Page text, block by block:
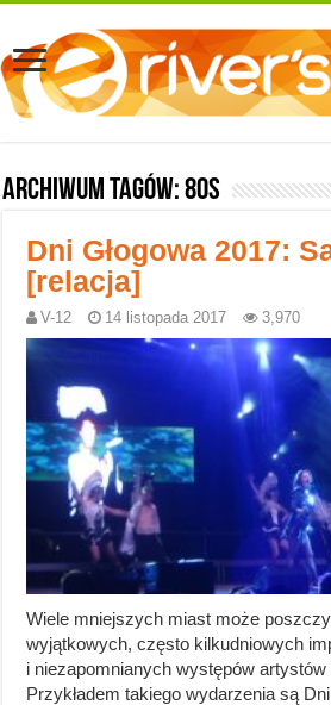
Archiwum tagów:80s
Dni Głogowa 2017:
[relacja]
V-12 14 listopada 2017 3,970
Wiele mniejszych miast może
wyjątkowych, często kilkudniowych
i niezapomnianych występów
Przykładem takiego wydarzenia są Dni